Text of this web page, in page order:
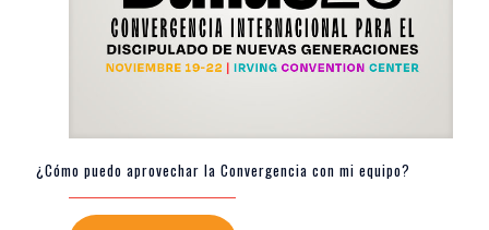
¿Cómo puedo aprovechar la Convergencia con mi equipo?